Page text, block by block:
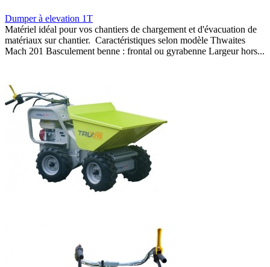
Dumper à elevation 1T
Matériel idéal pour vos chantiers de chargement et d'évacuation de
matériaux sur chantier. Caractéristiques selon modèle Thwaites
Mach 201 Basculement benne : frontal ou gyrabenne Largeur hors...